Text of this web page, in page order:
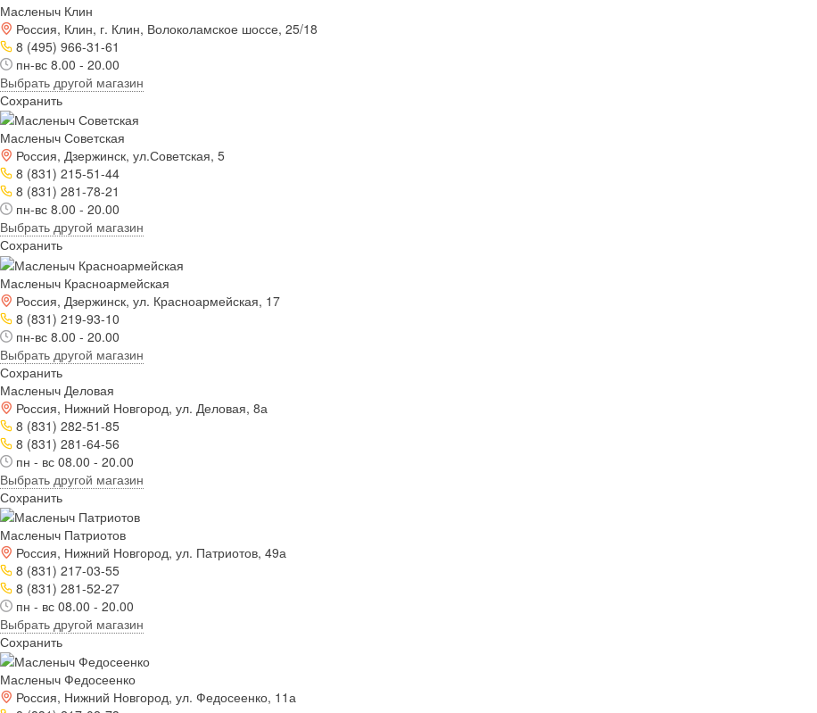
Масленыч Клин
Россия, Клин, г. Клин, Волоколамское шоссе, 25/18
8 (495) 966-31-61
пн-вс 8.00 - 20.00
Выбрать другой магазин
Сохранить
Масленыч Советская
Россия, Дзержинск, ул.Советская, 5
8 (831) 215-51-44
8 (831) 281-78-21
пн-вс 8.00 - 20.00
Выбрать другой магазин
Сохранить
Масленыч Красноармейская
Россия, Дзержинск, ул. Красноармейская, 17
8 (831) 219-93-10
пн-вс 8.00 - 20.00
Выбрать другой магазин
Сохранить
Масленыч Деловая
Россия, Нижний Новгород, ул. Деловая, 8а
8 (831) 282-51-85
8 (831) 281-64-56
пн - вс 08.00 - 20.00
Выбрать другой магазин
Сохранить
Масленыч Патриотов
Россия, Нижний Новгород, ул. Патриотов, 49а
8 (831) 217-03-55
8 (831) 281-52-27
пн - вс 08.00 - 20.00
Выбрать другой магазин
Сохранить
Масленыч Федосеенко
Россия, Нижний Новгород, ул. Федосеенко, 11а